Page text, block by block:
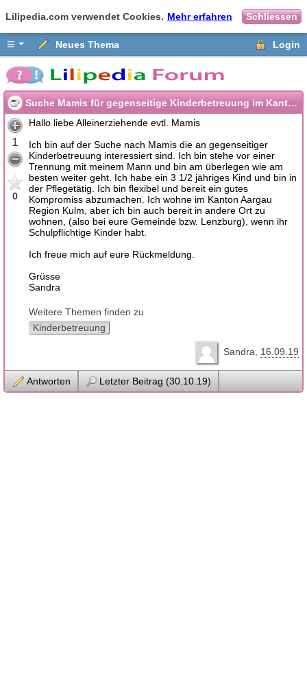
Lilipedia.com verwendet Cookies. Mehr erfahren Schliessen
≡ Neues Thema Login
Suche Mamis für gegenseitige Kinderbetreuung im Kanton Aargau
1
0
Hallo liebe Alleinerziehende evtl. Mamis
Ich bin auf der Suche nach Mamis die an gegenseitiger
Kinderbetreuung interessiert sind. Ich bin stehe vor einer
Trennung mit meinem Mann und bin am überlegen wie am
besten weiter geht. Ich habe ein 3 1/2 jähriges Kind und bin in
der Pflegetätig. Ich bin flexibel und bereit ein gutes
Kompromiss abzumachen. Ich wohne im Kanton Aargau
Region Kulm, aber ich bin auch bereit in andere Ort zu
wohnen, (also bei eure Gemeinde bzw. Lenzburg), wenn ihr
Schulpflichtige Kinder habt.
Ich freue mich auf eure Rückmeldung.
Grüsse
Sandra
Weitere Themen finden zu
Kinderbetreuung
Sandra 16.09.19
Antworten Letzter Beitrag (30.10.19)